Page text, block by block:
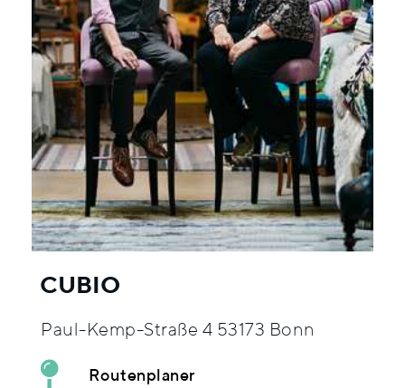
CUBIO
Paul-Kemp-Straße 4 53173 Bonn
Routenplaner